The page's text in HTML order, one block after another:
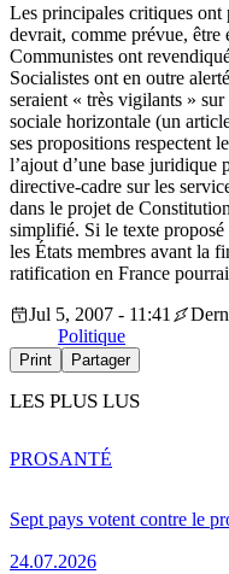
Les principales critiques
devrait, comme prévue, être
Communistes ont
Socialistes ont en outre
seraient « très vigilants »
sociale horizontale (un
ses propositions respectent
l’ajout d’une base juridique
directive-cadre sur les
dans le projet de
simplifié. Si le texte proposé
les États membres avant la
ratification en France
Jul 5, 2007 - 11:41
Politique
Print Partager
LES PLUS LUS
Sept pays votent contre le
24.07.2026
PROSANTÉ